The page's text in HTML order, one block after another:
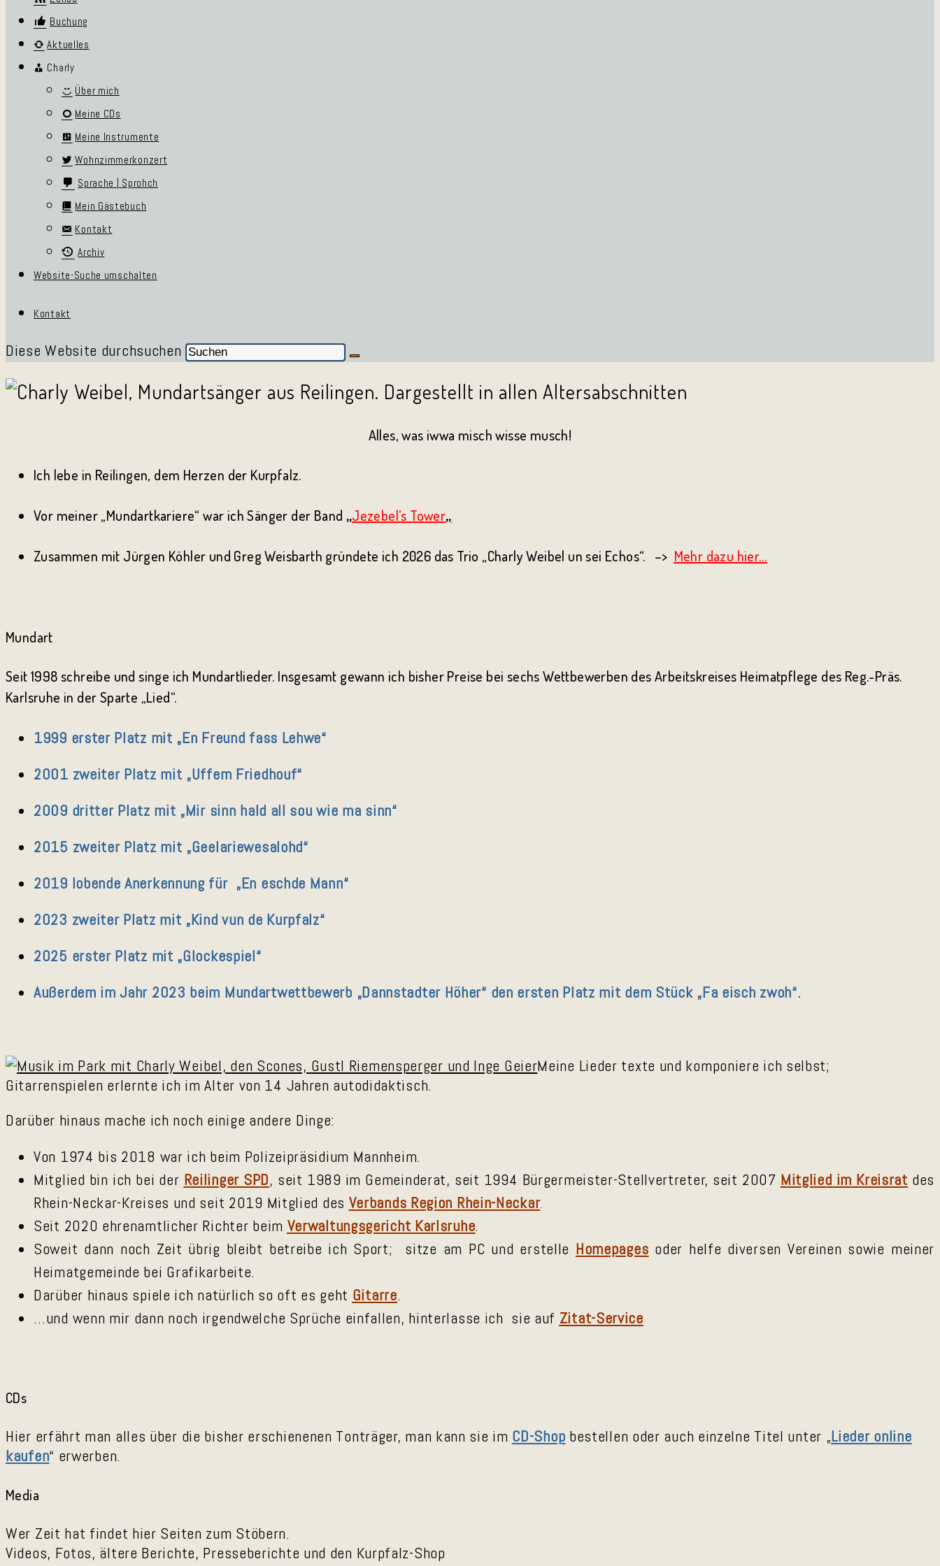
Buchung
Aktuelles
Charly
Über mich
Meine CDs
Meine Instrumente
Wohnzimmerkonzert
Sprache | Sprohch
Mein Gästebuch
Kontakt
Archiv
Website-Suche umschalten
Kontakt
Diese Website durchsuchen
Alles, was iwwa misch wisse musch!
Ich lebe in Reilingen, dem Herzen der Kurpfalz.
Vor meiner „Mundartkariere“ war ich Sänger der Band „Jezebel’s Tower„
Zusammen mit Jürgen Köhler und Greg Weisbarth gründete ich 2026 das Trio „Charly Weibel un sei Echos“. –> Mehr dazu hier…
Mundart
Seit 1998 schreibe und singe ich Mundartlieder. Insgesamt gewann ich bisher Preise bei sechs Wettbewerben des Arbeitskreises Heimatpflege des Reg.-Präs.
Karlsruhe in der Sparte „Lied“.
1999 erster Platz mit „En Freund fass Lehwe“
2001 zweiter Platz mit „Uffem Friedhouf“
2009 dritter Platz mit „Mir sinn hald all sou wie ma sinn“
2015 zweiter Platz mit „Geelariewesalohd“
2019 lobende Anerkennung für „En eschde Mann“
2023 zweiter Platz mit „Kind vun de Kurpfalz“
2025 erster Platz mit „Glockespiel“
Außerdem im Jahr 2023 beim Mundartwettbewerb „Dannstadter Höher“ den ersten Platz mit dem Stück „Fa eisch zwoh“.
Meine Lieder texte und komponiere ich selbst;
Gitarrenspielen erlernte ich im Alter von 14 Jahren autodidaktisch.
Darüber hinaus mache ich noch einige andere Dinge:
Von 1974 bis 2018 war ich beim Polizeipräsidium Mannheim.
Mitglied bin ich bei der Reilinger SPD, seit 1989 im Gemeinderat, seit 1994 Bürgermeister-Stellvertreter, seit 2007 Mitglied im Kreisrat des
Rhein-Neckar-Kreises und seit 2019 Mitglied des Verbands Region Rhein-Neckar.
Seit 2020 ehrenamtlicher Richter beim Verwaltungsgericht Karlsruhe.
Soweit dann noch Zeit übrig bleibt betreibe ich Sport; sitze am PC und erstelle Homepages oder helfe diversen Vereinen sowie meiner
Heimatgemeinde bei Grafikarbeite.
Darüber hinaus spiele ich natürlich so oft es geht Gitarre.
…und wenn mir dann noch irgendwelche Sprüche einfallen, hinterlasse ich sie auf Zitat-Service
CDs
Hier erfährt man alles über die bisher erschienenen Tonträger, man kann sie im CD-Shop bestellen oder auch einzelne Titel unter „Lieder online
kaufen“ erwerben.
Media
Wer Zeit hat findet hier Seiten zum Stöbern.
Videos, Fotos, ältere Berichte, Presseberichte und den Kurpfalz-Shop